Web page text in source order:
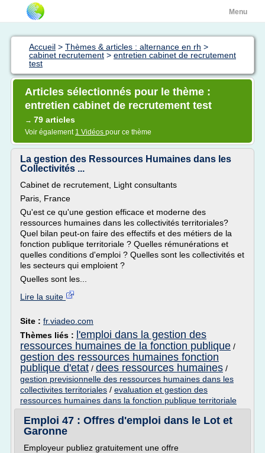
Menu
Accueil > Thèmes & articles : alternance en rh >
cabinet recrutement > entretien cabinet de recrutement
test
Articles sélectionnés pour le thème :
entretien cabinet de recrutement test
→ 79 articles
Voir également 1 Vidéos pour ce thème
La gestion des Ressources Humaines dans les
Collectivités ...
Cabinet de recrutement, Light consultants
Paris, France
Qu'est ce qu'une gestion efficace et moderne des
ressources humaines dans les collectivités territoriales?
Quel bilan peut-on faire des effectifs et des métiers de la
fonction publique territoriale ? Quelles rémunérations et
quelles conditions d'emploi ? Quelles sont les collectivités et
les secteurs qui emploient ?
Quelles sont les...
Lire la suite
Site : fr.viadeo.com
Thèmes liés :
l'emploi dans la gestion des
ressources humaines de la fonction publique /
gestion des ressources humaines fonction
publique d'etat / dees ressources humaines /
gestion previsionnelle des ressources humaines dans les
collectivites territoriales / evaluation et gestion des
ressources humaines dans la fonction publique territoriale
Emploi 47 : Offres d'emploi dans le Lot et
Garonne
Employeur publiez gratuitement une offre